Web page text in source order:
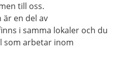
till oss.
en del av
i samma lokaler och du
som arbetar inom